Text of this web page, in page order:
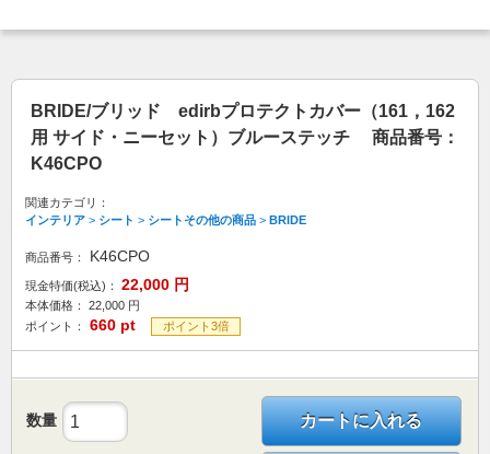
BRIDE/ブリッド edirbプロテクトカバー（161，162
用 サイド・ニーセット）ブルーステッチ 商品番号：
K46CPO
関連カテゴリ：
インテリア > シート > シートその他の商品 > BRIDE
商品番号： K46CPO
現金特価(税込)： 22,000 円
本体価格： 22,000 円
ポイント：
660 pt ポイント3倍
数量 カートに入れる